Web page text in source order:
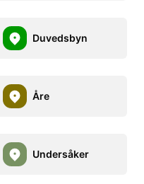
Duvedsbyn
Åre
Undersåker